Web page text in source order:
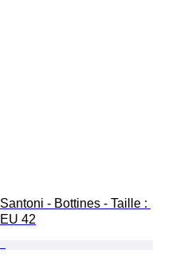
Santoni - Bottines - Taille :
EU 42